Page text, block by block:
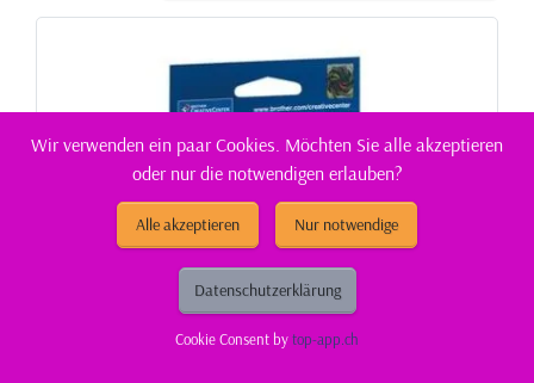
Wir verwenden ein paar Cookies. Möchten Sie alle akzeptieren
oder nur die notwendigen erlauben?
Alle akzeptieren Nur notwendige
Datenschutzerklärung
Cookie Consent bytop-app.ch